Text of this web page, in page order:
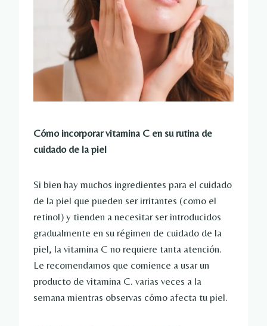
Cómo incorporar vitamina C en su rutina de
cuidado de la piel
Si bien hay muchos ingredientes para el cuidado
de la piel que pueden ser irritantes (como el
retinol) y tienden a necesitar ser introducidos
gradualmente en su régimen de cuidado de la
piel, la vitamina C no requiere tanta atención.
Le recomendamos que comience a usar un
producto de vitamina C. varias veces a la
semana mientras observas cómo afecta tu piel.